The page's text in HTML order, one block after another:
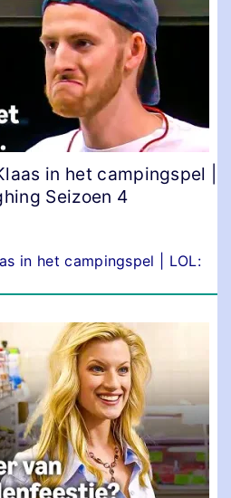
in het campingspel |
Seizoen 4
in het campingspel | LOL: